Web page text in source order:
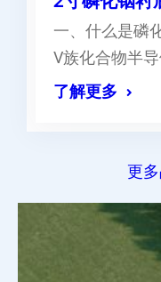
一、什么是磷
V族化合物半
了解更多
更